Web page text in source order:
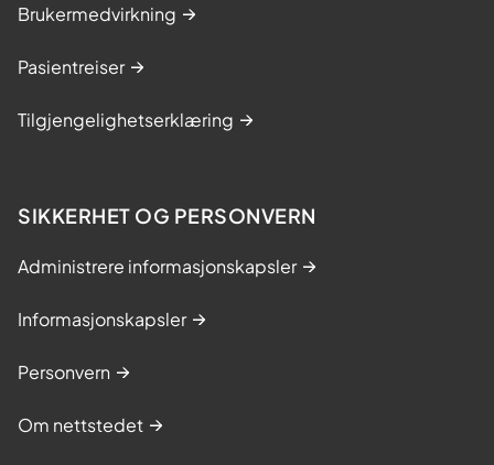
Brukermedvirkning
Pasientreiser
Tilgjengelighetserklæring
SIKKERHET OG PERSONVERN
Administrere informasjonskapsler
Informasjonskapsler
Personvern
Om nettstedet